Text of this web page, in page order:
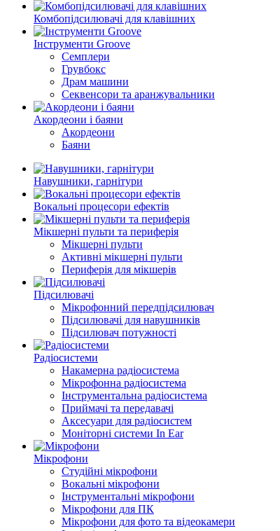
Комбопідсилювачі для клавішних
Інструменти Groove
Семплери
Грувбокс
Драм машини
Секвенсори та аранжувальники
Акордеони і баяни
Акордеони
Баяни
Навушники, гарнітури
Вокальні процесори ефектів
Мікшерні пульти та периферія
Мікшерні пульти
Активні мікшерні пульти
Периферія для мікшерів
Підсилювачі
Мікрофонний передпідсилювач
Підсилювачі для навушників
Підсилювач потужності
Радіосистеми
Накамерна радіосистема
Мікрофонна радіосистема
Інструментальна радіосистема
Приймачі та передавачі
Аксесуари для радіосистем
Моніторні системи In Ear
Мікрофони
Студійні мікрофони
Вокальні мікрофони
Інструментальні мікрофони
Мікрофони для ПК
Мікрофони для фото та відеокамери